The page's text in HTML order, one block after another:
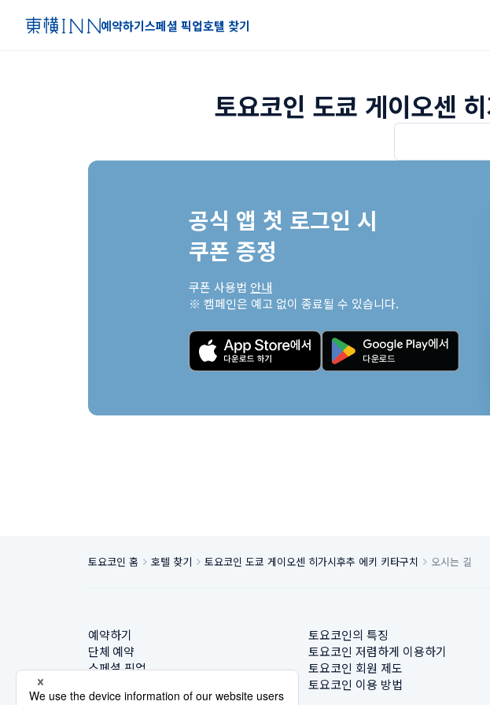
예약하기스페셜 픽업호텔 찾기
토요코인 도쿄 게이오센
공식 앱 첫 로그인 시
쿠폰 증정
쿠폰 사용법 안내
※ 캠페인은 예고 없이 종료될 수 있습니다.
토요코인 홈 호텔 찾기 토요코인 도쿄 게이오센 히가시후추 에키 키타구치 오시는 길
예약하기
단체 예약
스페셜 픽업
토요코인의 특징
토요코인 저렴하게 이용하기
토요코인 회원 제도
토요코인 이용 방법